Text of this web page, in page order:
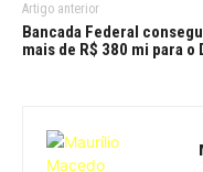
Artigo anterior
Bancada Federal
mais de R$ 380 mi para o